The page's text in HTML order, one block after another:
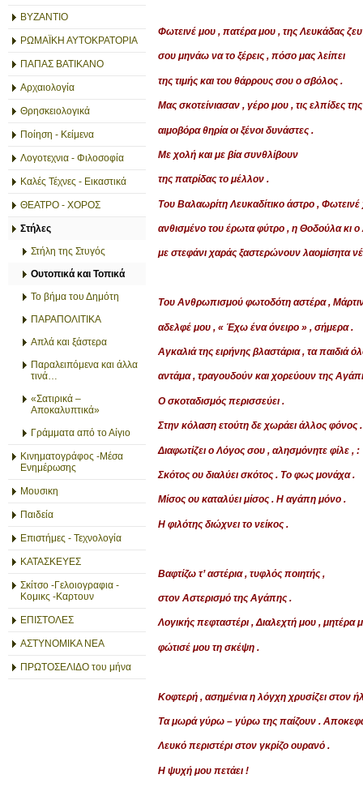
ΒΥΖΑΝΤΙΟ
ΡΩΜΑΪΚΗ ΑΥΤΟΚΡΑΤΟΡΙΑ
ΠΑΠΑΣ ΒΑΤΙΚΑΝΟ
Αρχαιολογία
Θρησκειολογικά
Ποίηση - Κείμενα
Λογοτεχνια - Φιλοσοφία
Καλές Τέχνες - Εικαστικά
ΘΕΑΤΡΟ - ΧΟΡΟΣ
Στήλες
Στήλη της Στυγός
Ουτοπικά και Τοπικά
Το βήμα του Δημότη
ΠΑΡΑΠΟΛΙΤΙΚΑ
Απλά και ξάστερα
Παραλειπόμενα και άλλα
τινά…
«Σατιρικά –
Αποκαλυπτικά»
Γράμματα από το Αίγιο
Κινηματογράφος -Μέσα
Ενημέρωσης
Μουσικη
Παιδεία
Επιστήμες - Τεχνολογία
ΚΑΤΑΣΚΕΥΕΣ
Σκίτσο -Γελοιογραφια -
Κομικς -Καρτουν
ΕΠΙΣΤΟΛΕΣ
ΑΣΤΥΝΟΜΙΚΑ ΝΕΑ
ΠΡΩΤΟΣΕΛΙΔΟ του μήνα
Φωτεινέ μου , πατέρα μου , της Λευκάδας
σου μηνάω να το ξέρεις , πόσο μας λείπει
της τιμής και του θάρρους σου ο σβόλος .
Μας σκοτείνιασαν , γέρο μου , τις ελπίδες της
αιμοβόρα θηρία οι ξένοι δυνάστες .
Με χολή και με βία συνθλίβουν
της πατρίδας το μέλλον .
Του Βαλαωρίτη Λευκαδίτικο άστρο ,
ανθισμένο του έρωτα φύτρο , η Θοδούλα κι
με στεφάνι χαράς ξαστερώνουν λαομίσητα
Του Ανθρωπισμού φωτοδότη αστέρα ,
αδελφέ μου , « Έχω ένα όνειρο » , σήμερα .
Αγκαλιά της ειρήνης βλαστάρια , τα παιδιά
αντάμα , τραγουδούν και χορεύουν της
Ο σκοταδισμός περισσεύει .
Στην κόλαση ετούτη δε χωράει άλλος φόνος .
Διαφωτίζει ο Λόγος σου , αλησμόνητε φίλε , :
Σκότος ου διαλύει σκότος . Το φως μονάχα .
Μίσος ου καταλύει μίσος . Η αγάπη μόνο .
Η φιλότης διώχνει το νείκος .
Βαφτίζω τ’ αστέρια , τυφλός ποιητής ,
στον Αστερισμό της Αγάπης .
Λογικής πεφταστέρι , Διαλεχτή μου , μητέρα
φώτισέ μου τη σκέψη .
Κοφτερή , ασημένια η λόγχη χρυσίζει στον
Τα μωρά γύρω – γύρω της παίζουν .
Λευκό περιστέρι στον γκρίζο ουρανό .
Η ψυχή μου πετάει !